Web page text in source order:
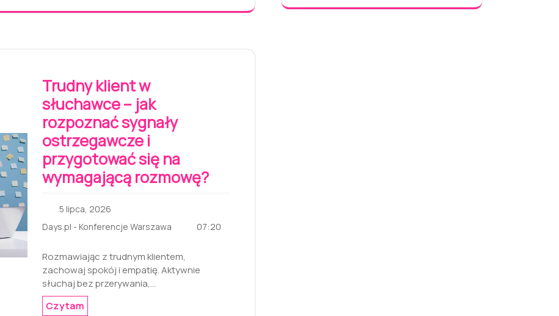
Trudny klient w
słuchawce – jak
rozpoznać sygnały
ostrzegawcze i
przygotować się na
wymagającą rozmowę?
5 lipca, 2026
Days.pl - Konferencje Warszawa
07:20
Rozmawiając z trudnym klientem,
zachowaj spokój i empatię. Aktywnie
słuchaj bez przerywania,…
Czytam